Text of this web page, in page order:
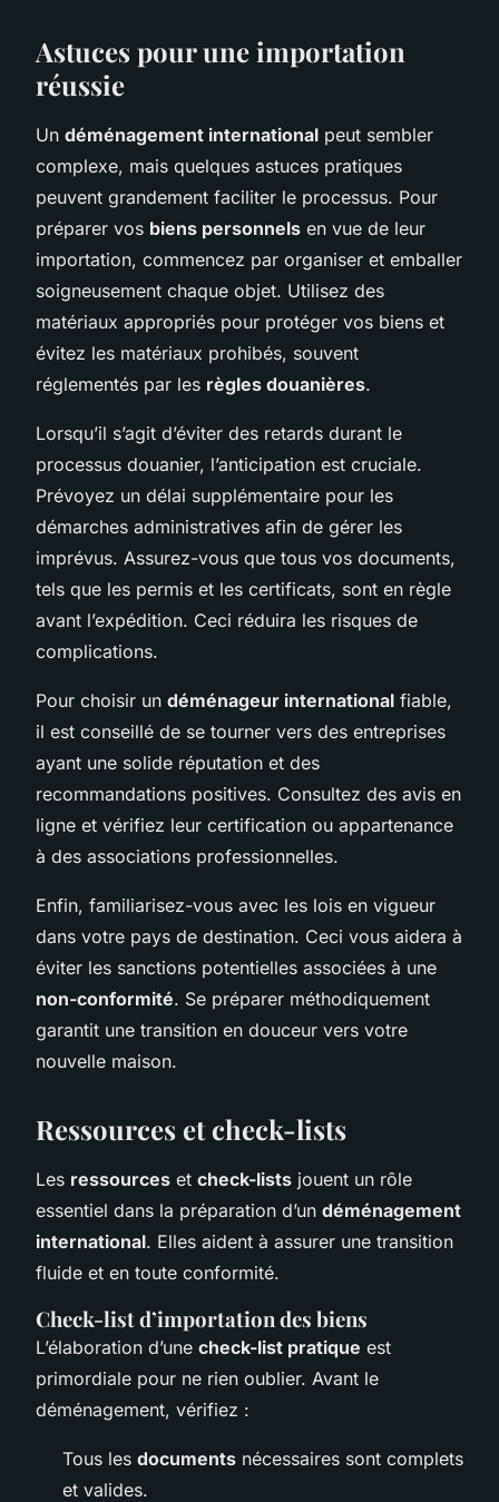
Astuces pour une importation
réussie
Un déménagement international peut sembler
complexe, mais quelques astuces pratiques
peuvent grandement faciliter le processus. Pour
préparer vos biens personnels en vue de leur
importation, commencez par organiser et emballer
soigneusement chaque objet. Utilisez des
matériaux appropriés pour protéger vos biens et
évitez les matériaux prohibés, souvent
réglementés par les règles douanières.
Lorsqu’il s’agit d’éviter des retards durant le
processus douanier, l’anticipation est cruciale.
Prévoyez un délai supplémentaire pour les
démarches administratives afin de gérer les
imprévus. Assurez-vous que tous vos documents,
tels que les permis et les certificats, sont en règle
avant l’expédition. Ceci réduira les risques de
complications.
Pour choisir un déménageur international fiable,
il est conseillé de se tourner vers des entreprises
ayant une solide réputation et des
recommandations positives. Consultez des avis en
ligne et vérifiez leur certification ou appartenance
à des associations professionnelles.
Enfin, familiarisez-vous avec les lois en vigueur
dans votre pays de destination. Ceci vous aidera à
éviter les sanctions potentielles associées à une
non-conformité. Se préparer méthodiquement
garantit une transition en douceur vers votre
nouvelle maison.
Ressources et check-lists
Les ressources et check-lists jouent un rôle
essentiel dans la préparation d’un déménagement
international. Elles aident à assurer une transition
fluide et en toute conformité.
Check-list d’importation des biens
L’élaboration d’une check-list pratique est
primordiale pour ne rien oublier. Avant le
déménagement, vérifiez :
Tous les documents nécessaires sont complets
et valides.